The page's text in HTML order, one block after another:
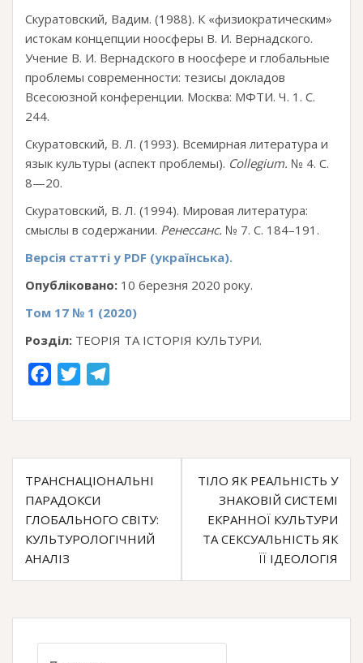
Скуратовский, Вадим. (1988). К «физиократическим»
истокам концепции ноосферы В. И. Вернадского.
Учение В. И. Вернадского в ноосфере и глобальные
проблемы современности: тезисы докладов
Всесоюзной конференции. Москва: МФТИ. Ч. 1. С.
244.
Скуратовский, В. Л. (1993). Всемирная литература и
язык культуры (аспект проблемы). Collegium. № 4. С.
8—20.
Скуратовский, В. Л. (1994). Мировая литература:
смыслы в содержании. Ренессанс. № 7. С. 184–191.
Версія статті у PDF (українська).
Опубліковано: 10 березня 2020 року.
Том 17 № 1 (2020)
Розділ: ТЕОРІЯ ТА ІСТОРІЯ КУЛЬТУРИ.
c
o
o
k
i
e
r
l
r
m
Навігація
записів
ТРАНСНАЦІОНАЛЬНІ
ПАРАДОКСИ
ГЛОБАЛЬНОГО СВІТУ:
КУЛЬТУРОЛОГІЧНИЙ
АНАЛІЗ
ТІЛО ЯК РЕАЛЬНІСТЬ У
ЗНАКОВІЙ СИСТЕМІ
ЕКРАННОЇ КУЛЬТУРИ
ТА СЕКСУАЛЬНІСТЬ ЯК
ЇЇ ІДЕОЛОГІЯ